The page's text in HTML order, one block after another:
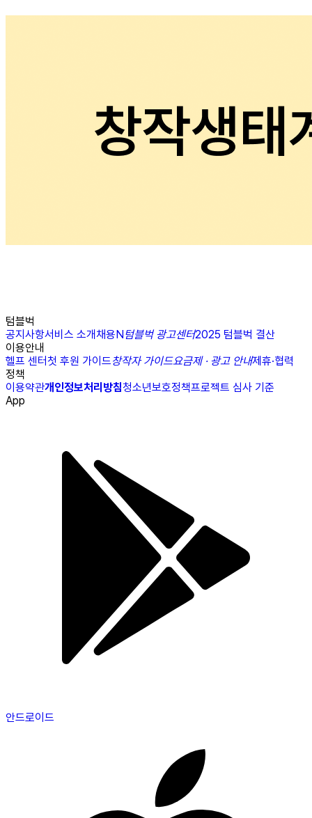
텀블벅
공지사항서비스 소개채용N텀블벅 광고센터2025 텀블벅 결산
이용안내
헬프 센터첫 후원 가이드창작자 가이드요금제 · 광고 안내제휴·협력
정책
이용약관개인정보처리방침청소년보호정책프로젝트 심사 기준
App
안드로이드